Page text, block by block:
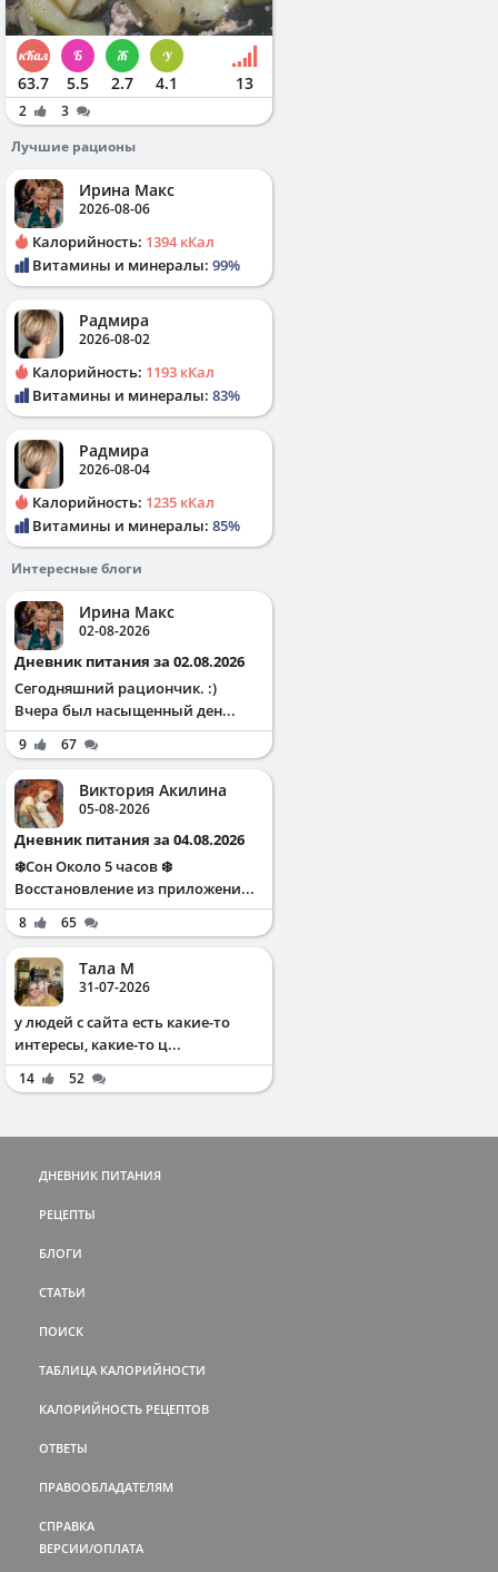
63.7 5.5 2.7 4.1 13
2
3
Лучшие рационы
Ирина Макс
2026-08-06
Калорийность: 1394 кКал
Витамины и минералы: 99%
Радмира
2026-08-02
Калорийность: 1193 кКал
Витамины и минералы: 83%
Радмира
2026-08-04
Калорийность: 1235 кКал
Витамины и минералы: 85%
Интересные блоги
Ирина Макс
02-08-2026
Дневник питания за 02.08.2026
Сегодняшний рациончик. :)
Вчера был насыщенный ден...
9 67
Виктория Акилина
05-08-2026
Дневник питания за 04.08.2026
❄️Сон Около 5 часов ❄️
Восстановление из приложени...
8 65
Тала М
31-07-2026
у людей с сайта есть какие-то
интересы, какие-то ц...
14 52
ДНЕВНИК ПИТАНИЯ
РЕЦЕПТЫ
БЛОГИ
СТАТЬИ
ПОИСК
ТАБЛИЦА КАЛОРИЙНОСТИ
КАЛОРИЙНОСТЬ РЕЦЕПТОВ
ОТВЕТЫ
ПРАВООБЛАДАТЕЛЯМ
СПРАВКА
ВЕРСИИ/ОПЛАТА